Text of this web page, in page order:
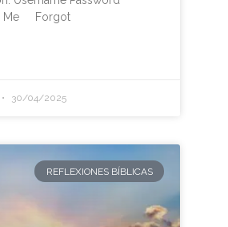
Me Forgot
30/04/2025
REFLEXIONES BÍBLICAS